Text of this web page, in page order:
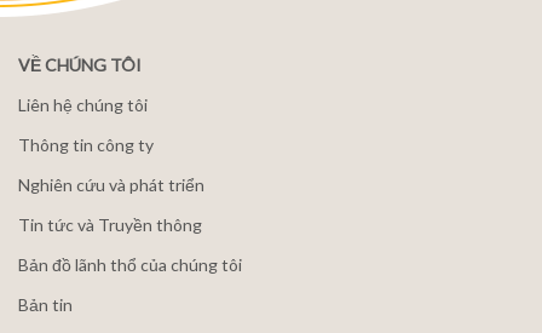
VỀ CHÚNG TÔI
Liên hệ chúng tôi
Thông tin công ty
Nghiên cứu và phát triển
Tin tức và Truyền thông
Bản đồ lãnh thổ của chúng tôi
Bản tin